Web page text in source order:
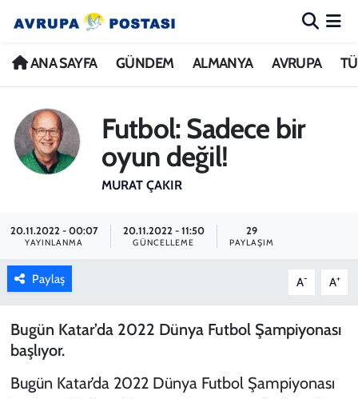
ANA SAYFA GÜNDEM ALMANYA AVRUPA
Futbol: Sadece bir
oyun değil!
MURAT ÇAKIR
20.11.2022 - 00:07
YAYINLANMA
20.11.2022 - 11:50
GÜNCELLEME
29
PAYLAŞIM
Paylaş A- A+
Bugün Katar’da 2022 Dünya Futbol Şampiyonası
başlıyor.
Bugün Katar’da 2022 Dünya Futbol Şampiyonası
ANA SAYFA
ALMANYA
TÜRKİYE
DÜNYA
SPOR
KADIN
Nöbetçi Eczaneler
İstanbul Namaz Vakitleri
Trafik Durumu
Avrupa Ligi Puan Durumu ve Fikstür
Tüm Manşetler
Haber Arşivi